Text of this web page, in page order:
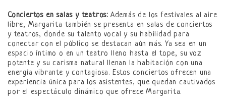
Conciertos en salas y teatros: Además de los festivales al aire
libre, Margarita también se presenta en salas de conciertos
y teatros, donde su talento vocal y su habilidad para
conectar con el público se destacan aún más. Ya sea en un
espacio íntimo o en un teatro lleno hasta el tope, su voz
potente y su carisma natural llenan la habitación con una
energía vibrante y contagiosa. Estos conciertos ofrecen una
experiencia única para los asistentes, que quedan cautivados
por el espectáculo dinámico que ofrece Margarita.